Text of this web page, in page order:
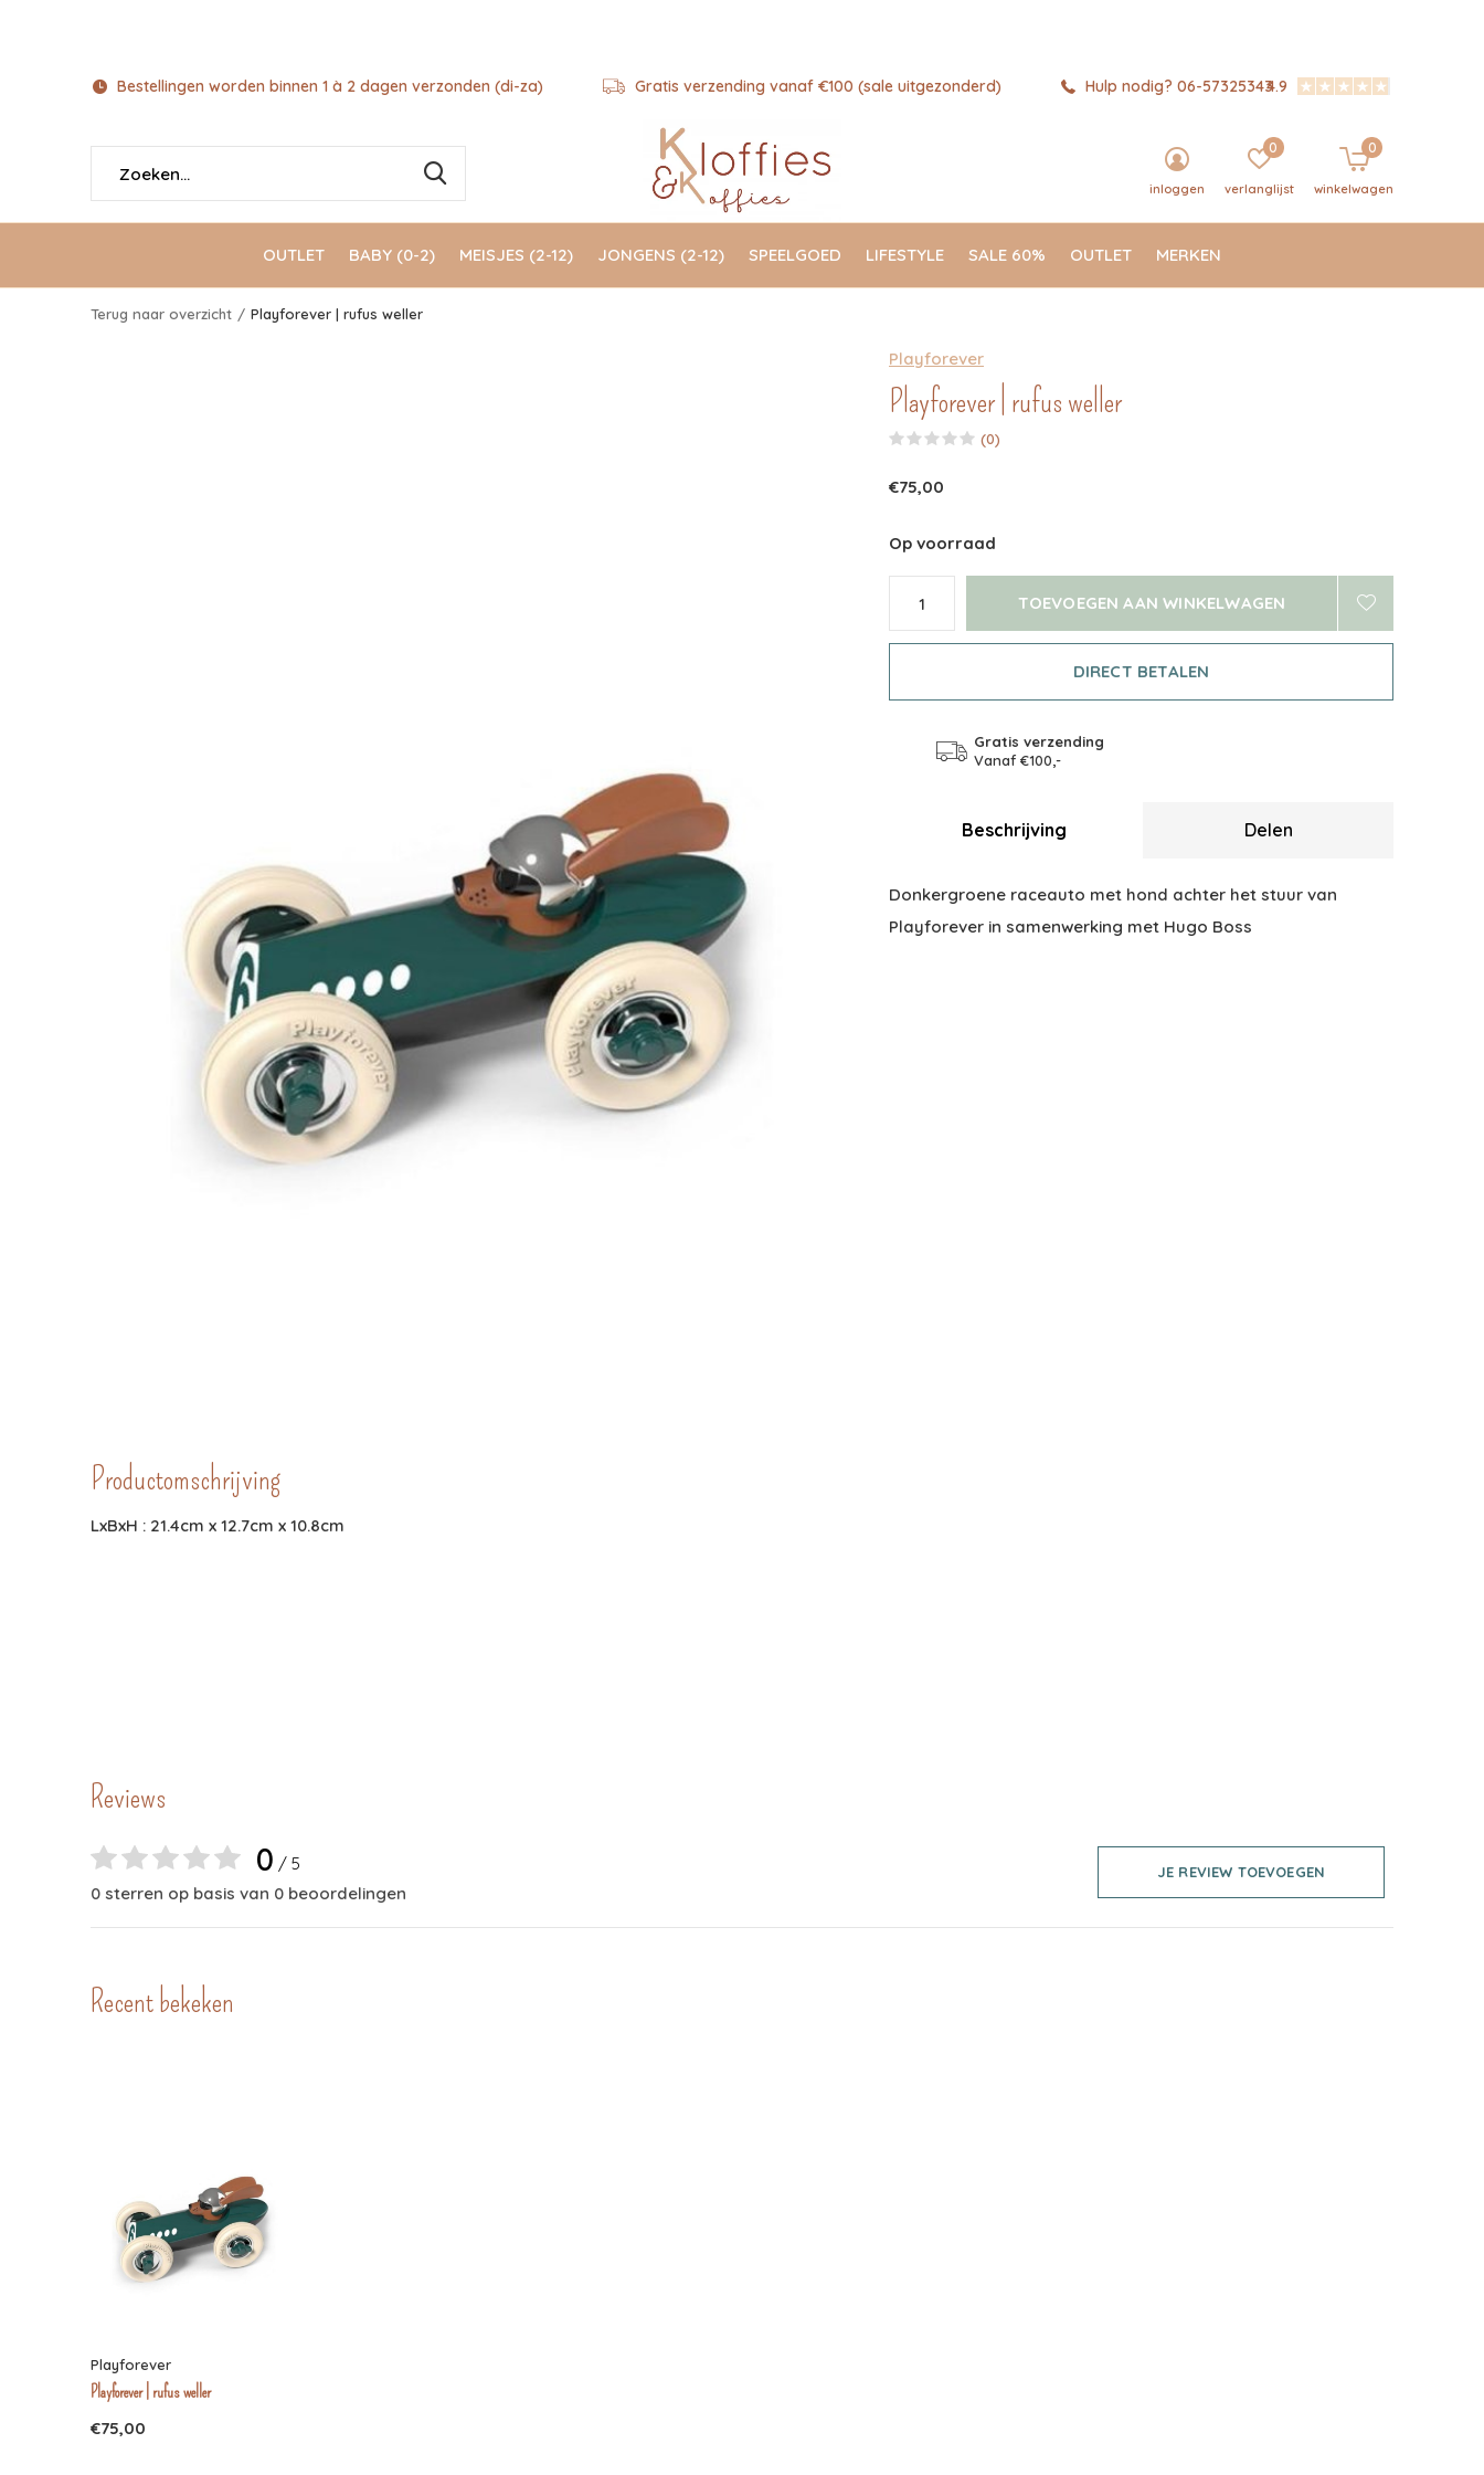
OUTLET BABY (0-2) MEISJES (2-12) JONGENS (2-12) SPEELGOED LIFESTYLE SALE 60% OUTLET MERKEN
inloggen verlanglijst
0
winkelwagen
0
Bestellingen worden binnen 1 à 2 dagen verzonden (di-za) Gratis verzending vanaf €100 (sale uitgezonderd) Hulp nodig? 06-573253434.9
Terug naar overzicht Playforever | rufus weller
Playforever
Playforever | rufus weller
(0)
€75,00
Op voorraad
TOEVOEGEN AAN WINKELWAGEN
DIRECT BETALEN
Gratis verzending
Vanaf €100,-
Beschrijving Delen
Donkergroene raceauto met hond achter het stuur van
Playforever in samenwerking met Hugo Boss
Productomschrijving
LxBxH : 21.4cm x 12.7cm x 10.8cm
Reviews
0 / 5
0 sterren op basis van 0 beoordelingen
JE REVIEW TOEVOEGEN
Recent bekeken
Playforever
Playforever | rufus weller
€75,00